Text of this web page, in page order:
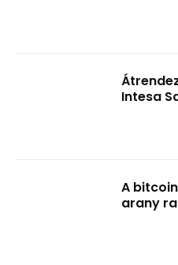
Intesa
A
arany